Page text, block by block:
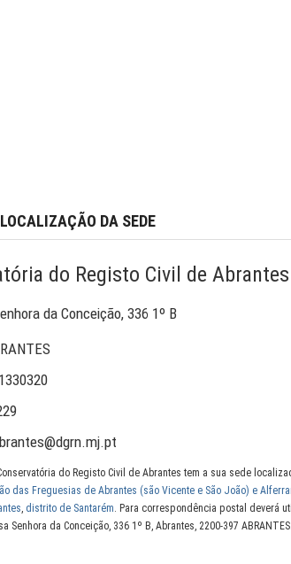
DA SEDE
do Registo Civil de Abrantes
da Conceição, 336 1º B
do Registo Civil de Abrantes tem a sua sede
das Freguesias de Abrantes (são Vicente e São João) e
, distrito de Santarém. Para correspondência postal deverá
Senhora da Conceição, 336 1º B, Abrantes, 2200-397